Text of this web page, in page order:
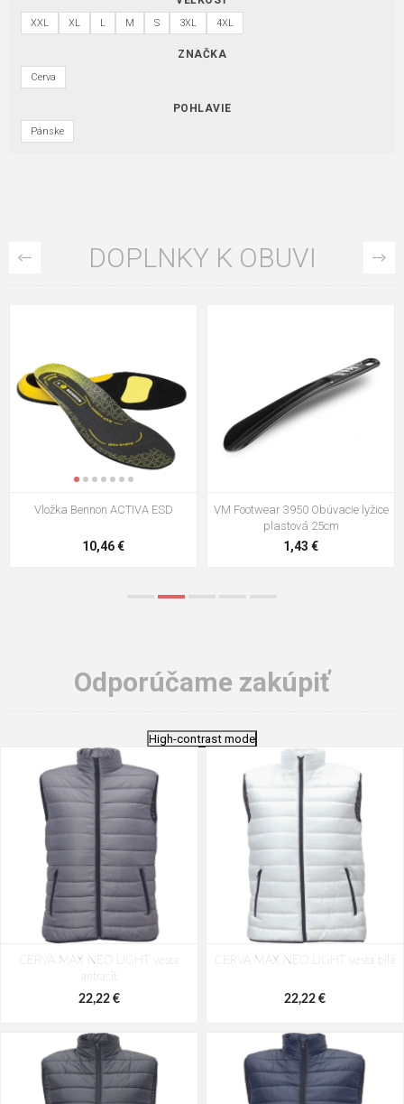
XXL XL L M S 3XL 4XL
ZNAČKA
Cerva
POHLAVIE
Pánske
DOPLNKY K OBUVI
VM Footwear 3009 Vkladacia
5,21 €
VM Footwear 3102 Šnúrky ploché
0,79 €
Odporúčame zakúpiť
High-contrast mode
CERVA MAX NEO LIGHT vesta
antracit
22,22 €
CERVA MAX NEO LIGHT vesta bílá
22,22 €